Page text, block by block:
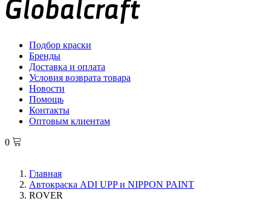
Подбор краски
Бренды
Доставка и оплата
Условия возврата товара
Новости
Помощь
Контакты
Оптовым клиентам
0
Главная
Автокраска ADI UPP и NIPPON PAINT
ROVER